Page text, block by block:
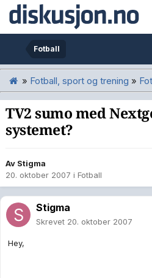
Fotball
» Fotball, sport og trening »
TV2 sumo med
systemet?
Av Stigma
20. oktober 2007 i Fotball
Stigma
Skrevet 20. oktober 2007
Hey,